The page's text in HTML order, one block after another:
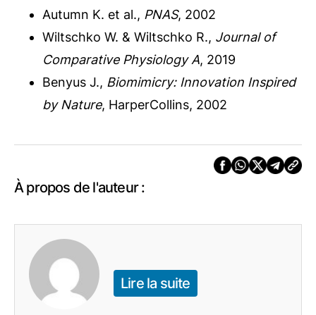
Autumn K. et al., PNAS, 2002
Wiltschko W. & Wiltschko R., Journal of
Comparative Physiology A, 2019
Benyus J., Biomimicry: Innovation Inspired
by Nature, HarperCollins, 2002
À propos de l'auteur :
Lire la suite